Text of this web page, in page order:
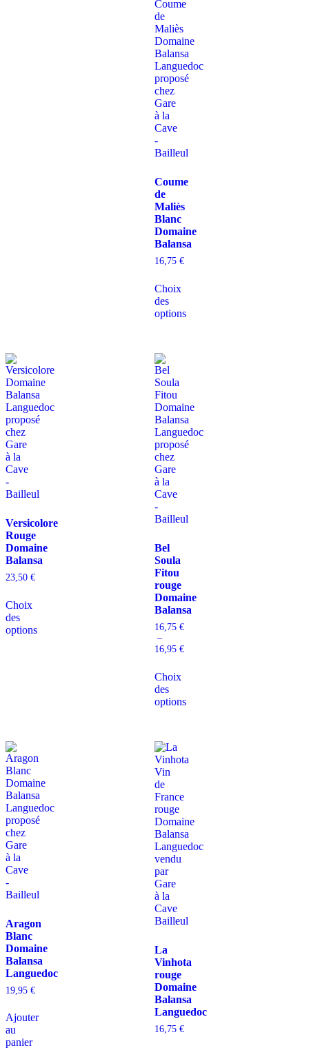
Coume
de
Maliès
Blanc
Domaine
Balansa
16,75 €
Choix
des
options
Versicolore
Rouge
Domaine
Balansa
23,50 €
Choix
des
options
Bel
Soula
Fitou
rouge
Domaine
Balansa
16,75 €
–
16,95 €
Choix
des
options
Aragon
Blanc
Domaine
Balansa
Languedoc
19,95 €
Ajouter
au
panier
La
Vinhota
rouge
Domaine
Balansa
Languedoc
16,75 €